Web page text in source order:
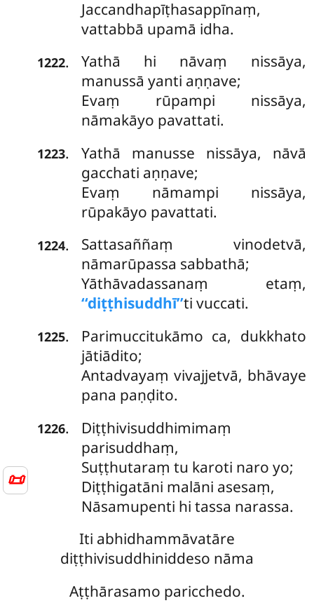
📜
Jaccandhapīṭhasappīnaṃ,
vattabbā upamā idha.
1222.
Yathā hi nāvaṃ nissāya,
manussā yanti aṇṇave;
Evaṃ rūpampi nissāya,
nāmakāyo pavattati.
1223. Yathā manusse nissāya, nāvā
gacchati aṇṇave;
Evaṃ nāmampi nissāya,
rūpakāyo pavattati.
1224.
Sattasaññaṃ vinodetvā,
nāmarūpassa sabbathā;
Yāthāvadassanaṃ etaṃ,
‘‘diṭṭhisuddhī’’ti vuccati.
1225.
Parimuccitukāmo ca, dukkhato
jātiādito;
Antadvayaṃ vivajjetvā, bhāvaye
pana paṇḍito.
1226.
Diṭṭhivisuddhimimaṃ
parisuddhaṃ,
Suṭṭhutaraṃ tu karoti naro yo;
Diṭṭhigatāni malāni asesaṃ,
Nāsamupenti hi tassa narassa.
Iti abhidhammāvatāre
diṭṭhivisuddhiniddeso nāma
Aṭṭhārasamo paricchedo.